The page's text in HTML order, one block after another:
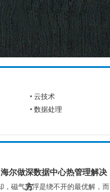
• 云技术
• 数据处理
尔做深数据中心热管理解决
方
，磁气悬浮是绕不开的最优解，而